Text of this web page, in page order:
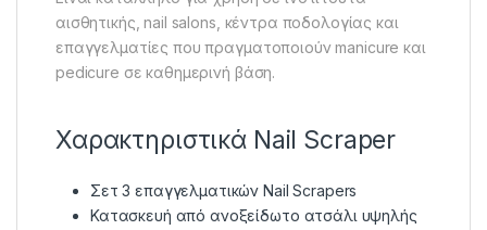
αισθητικής, nail salons, κέντρα ποδολογίας και
επαγγελματίες που πραγματοποιούν manicure και
pedicure σε καθημερινή βάση.
Χαρακτηριστικά Nail Scraper
Σετ 3 επαγγελματικών Nail Scrapers
Κατασκευή από ανοξείδωτο ατσάλι υψηλής